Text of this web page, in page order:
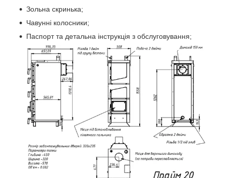
Зольна скринька;
Чавунні колосники;
Паспорт та детальна інструкція з обслуговування;